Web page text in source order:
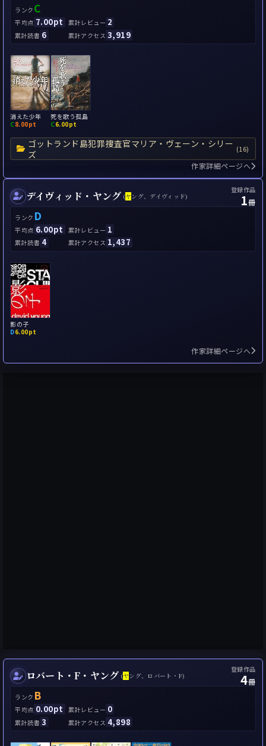
ランク C
平均点 7.00pt 累計レビュー 2
累計読書 6 累計アクセス 3,919
ゴットランド島犯罪捜査官マリア・ヴェーン・シリー
ズ
(16)
消えた少年
C8.00pt
死を歌う孤島
C6.00pt
作家詳細ページへ
デイヴィッド・ヤング (ヤ ング、デイヴィッド)
登録作品
1冊
ランク D
平均点 6.00pt 累計レビュー 1
累計読書 4 累計アクセス 1,437
影の子
D6.00pt
作家詳細ページへ
ロバート・F・ヤング (ヤ ング、ロバート・F)
登録作品
4冊
ランク B
平均点 0.00pt 累計レビュー 0
累計読書 3 累計アクセス 4,898